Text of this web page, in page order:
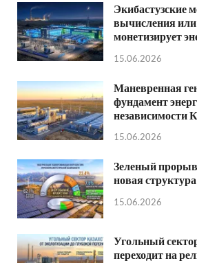
Экибастузские
вычисления или
монетизирует
15.06.2026
Маневренная
фундамент
независимости
15.06.2026
Зеленый прорыв
новая
15.06.2026
Угольный
переходит на